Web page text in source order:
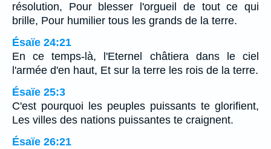
résolution, Pour blesser l'orgueil de tout ce qui
brille, Pour humilier tous les grands de la terre.
Ésaïe 24:21
En ce temps-là, l'Eternel châtiera dans le ciel
l'armée d'en haut, Et sur la terre les rois de la terre.
Ésaïe 25:3
C'est pourquoi les peuples puissants te glorifient,
Les villes des nations puissantes te craignent.
Ésaïe 26:21